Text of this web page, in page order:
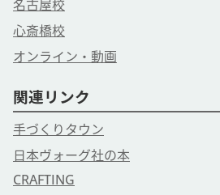
名古屋校
心斎橋校
オンライン・動画
関連リンク
手づくりタウン
日本ヴォーグ社の本
CRAFTING